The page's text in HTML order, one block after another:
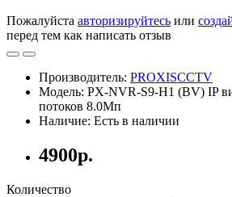
Пожалуйста авторизируйтесь или
перед тем как написать отзыв
Производитель: PROXISCCTV
Модель: PX-NVR-S9-H1 (BV) IP
потоков 8.0Мп
Наличие: Есть в наличии
4900р.
Количество